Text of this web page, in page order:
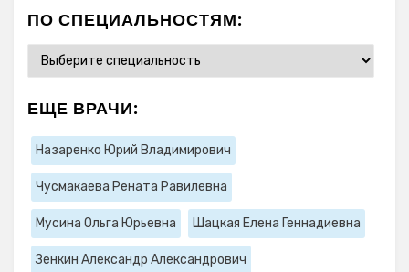
ПО СПЕЦИАЛЬНОСТЯМ:
ЕЩЕ ВРАЧИ:
Назаренко Юрий Владимирович
Чусмакаева Рената Равилевна
Мусина Ольга Юрьевна Шацкая Елена Геннадиевна
Зенкин Александр Александрович